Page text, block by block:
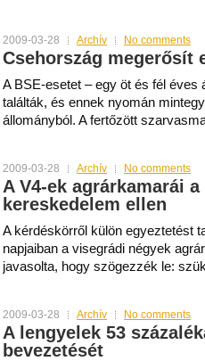
2009-03-28 Archív No comments
Csehország megerősít
A BSE-esetet – egy öt és fél
találták, és ennek nyomán
állományból. A fertőzött
2009-03-28 Archív No comments
A V4-ek agrárkamarái
kereskedelem ellen
A kérdéskörről külön egyeztetést
napjaiban a visegrádi négyek
javasolta, hogy szögezzék le:
2009-03-28 Archív No comments
A lengyelek 53
bevezetését